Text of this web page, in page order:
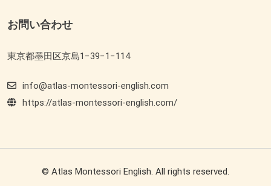
お問い合わせ
東京都墨田区京島1−39−1−114
info@atlas-montessori-english.com
https://atlas-montessori-english.com/
© Atlas Montessori English. All rights reserved.